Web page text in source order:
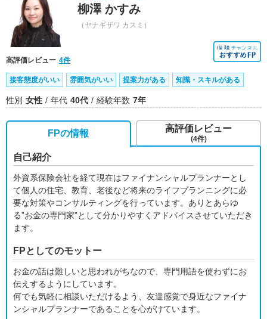
柳澤 かすみ
（ヤナギザワ カスミ）
高評価レビュー 4件
接客態度がいい 雰囲気がいい 提案力がある 知識・スキルがある
性別 女性 年代 40代 経験年数 7年
FPの情報
自己紹介
外資系保険会社を経て現在はファイナンシャルプランナーとし
て個人の住宅、教育、老後など将来のライフプランニングに必
要な対策やコンサルティングを行っています。ありとあらゆ
る”お金の専門家”として分かりやすくアドバイスさせていただき
ます。
FPとしてのモットー
お金の話は難しいと思われがちなので、専門用語を使わずにお
伝えするようにしています。
何でも気軽に相談いただけるよう、友達感覚で身近なファイナ
ンシャルプランナーであることを心がけています。
高評価レビュー
(4件)